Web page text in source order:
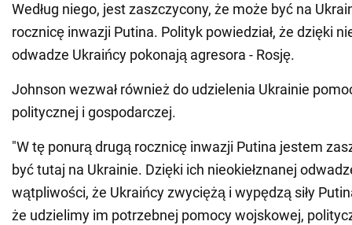
Według niego, jest zaszczycony, że może być na
rocznicę inwazji Putina. Polityk powiedział, że dzięki
odwadze Ukraińcy pokonają agresora - Rosję.
Johnson wezwał również do udzielenia Ukrainie
politycznej i gospodarczej.
"W tę ponurą drugą rocznicę inwazji Putina jestem
być tutaj na Ukrainie. Dzięki ich nieokiełznanej
wątpliwości, że Ukraińcy zwyciężą i wypędzą siły
że udzielimy im potrzebnej pomocy wojskowej,